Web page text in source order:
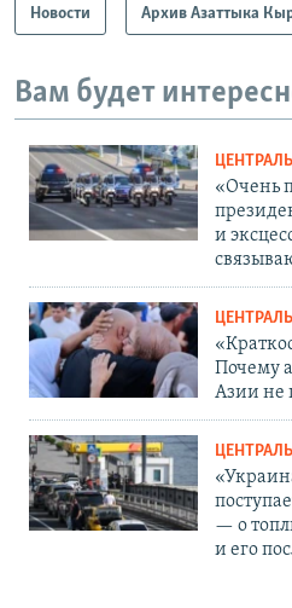
Новости Архив Азаттыка
Вам будет
«Очень
и
Почему
Азии не
— о
и его